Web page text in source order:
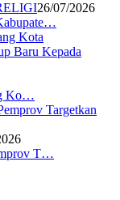
26/07/2026
Ko…
T…